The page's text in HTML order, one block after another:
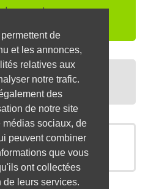
de
et les annonces,
relatives aux
notre trafic.
des
de notre site
sociaux, de
peuvent combiner
que vous
ont collectées
de leurs services.
les recruteurs,
CV